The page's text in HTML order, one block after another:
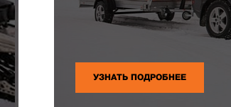
УЗНАТЬ ПОДРОБНЕЕ